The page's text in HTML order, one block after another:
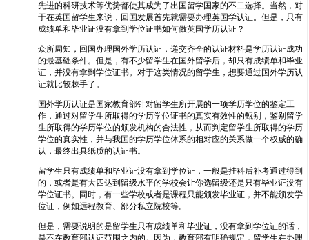
先进的科研技术等优势都使其成为了出国留学国家的不二选择。当然，对
于在英国留学生来说，回国发展首先就需要办理英国学认证。但是，只有
成绩单和毕业证没有拿到学位证书如何做英国学历认证？
众所周知，回国办理国外学历认证，递交齐全的认证材料是学历认证成功
的最基础条件。但是，有不少留学生在国外留学后，却只有成绩单和毕业
证，并没有拿到学位证书。对于这类情况的留学生，想要通过国外学历认
证就比较棘手了。
国外学历认证是国家教育部针对留学生所开展的一项学历学位的鉴定工
作，通过对留学生所取得的学历学位证书的真实有效性的甄别，鉴别留学
生所取得的学历学位的颁发机构的合法性，从而判定留学生所取得的学历
学位的真实性，并与我国的学历学位体系的相对应的关系做一个权威的确
认，最终出具纸质的认证书。
留学生只有成绩单和毕业证没有拿到学位证，一般是挂科后补考通过得到
的，或者是有大四达到留级水平的学校会让你选留级还是只有毕业证没有
学位证书。同时，有一些学校或者是课程只能颁发毕业证，并不能颁发学
位证，例如远程教育、部分私立院校等。
但是，需要说明的是留学生只有成绩单和毕业证，没有拿到学位证的话，